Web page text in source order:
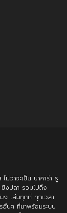
ม่ว่าจะเป็น บาคาร่า รู
งปลา รวมไปถึง
เล่นทุกที่ ทุกเวลา
นๆ ที่มาพร้อมระบบ